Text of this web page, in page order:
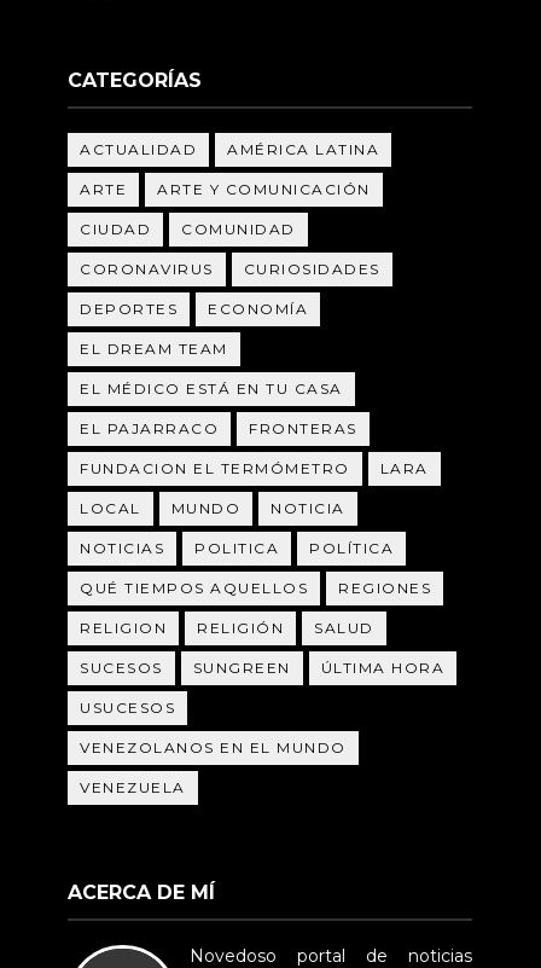
CATEGORÍAS
ACTUALIDAD AMÉRICA LATINA
ARTE ARTE Y COMUNICACIÓN
CIUDAD COMUNIDAD
CORONAVIRUS CURIOSIDADES
DEPORTES ECONOMÍA
EL DREAM TEAM
EL MÉDICO ESTÁ EN TU CASA
EL PAJARRACO FRONTERAS
FUNDACION EL TERMÓMETRO LARA
LOCAL MUNDO NOTICIA
NOTICIAS POLITICA POLÍTICA
QUÉ TIEMPOS AQUELLOS REGIONES
RELIGION RELIGIÓN SALUD
SUCESOS SUNGREEN ÚLTIMA HORA
USUCESOS
VENEZOLANOS EN EL MUNDO
VENEZUELA
ACERCA DE MÍ
Novedoso portal de noticias